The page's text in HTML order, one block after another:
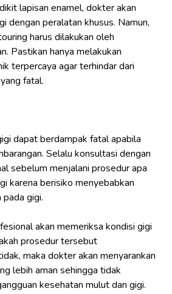
lapisan enamel, dokter akan
dengan peralatan khusus. Namun,
harus dilakukan oleh
Pastikan hanya melakukan
terpercaya agar terhindar dari
fatal.
dapat berdampak fatal apabila
Selalu konsultasi dengan
sebelum menjalani prosedur apa
karena berisiko menyebabkan
gigi.
akan memeriksa kondisi gigi
prosedur tersebut
maka dokter akan menyarankan
lebih aman sehingga tidak
kesehatan mulut dan gigi.